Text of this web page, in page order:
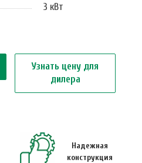
3 кВт
Узнать цену для
дилера
Надежная
конструкция